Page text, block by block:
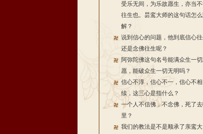
受乐无间，为乐故愿生，亦当
往生也。昙鸾大师的这句话怎
解？
说到信心的问题，他到底信心
还是念佛往生呢？
阿弥陀佛这句名号能满众生一
愿，能破众生一切无明吗？
信心不淳，信心不一，信心不相
续，这三心是指什么？
一个人不信佛，不念佛，死了
里？
我们的教法是不是顺承了亲鸾大